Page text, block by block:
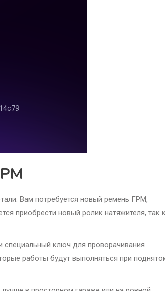
Вам потребуется новый ремень ГРМ,
приобрести новый ролик натяжителя, так
специальный ключ для проворачивания
работы будут выполняться при